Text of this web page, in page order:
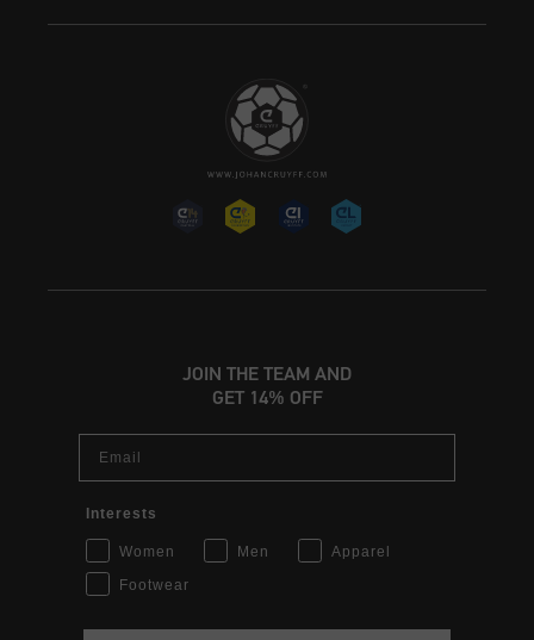
JOIN THE TEAM AND
GET 14% OFF
Interests
Women Men
Apparel
Footwear